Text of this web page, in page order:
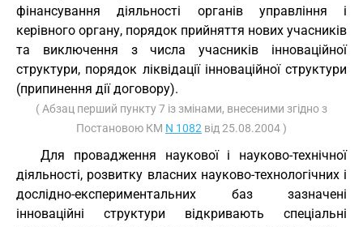
фінансування діяльності органів управління і
керівного органу, порядок прийняття нових учасників
та виключення з числа учасників інноваційної
структури, порядок ліквідації інноваційної структури
(припинення дії договору).
( Абзац перший пункту 7 із змінами, внесеними згідно з
Постановою КМ N 1082 від 25.08.2004 )
Для провадження наукової і науково-технічної
діяльності, розвитку власних науково-технологічних і
дослідно-експериментальних баз зазначені
інноваційні структури відкривають спеціальні